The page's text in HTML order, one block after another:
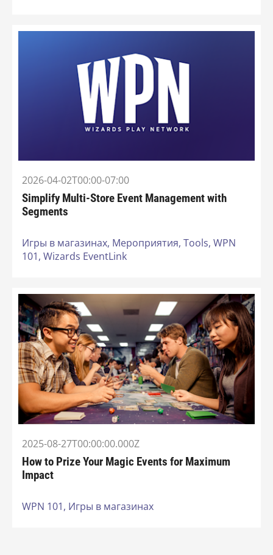
2026-04-02T00:00-07:00
Simplify Multi-Store Event Management with
Segments
Игры в магазинах, Мероприятия, Tools, WPN
101, Wizards EventLink
2025-08-27T00:00:00.000Z
How to Prize Your Magic Events for Maximum
Impact
WPN 101, Игры в магазинах